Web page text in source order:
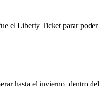
el Liberty Ticket parar poder
hasta el invierno, dentro del